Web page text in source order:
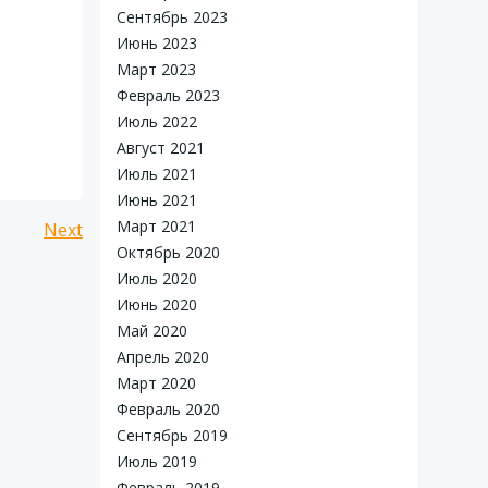
Навигация
записям
Next
Сентябрь 2023
Июнь 2023
Март 2023
Февраль 2023
Июль 2022
Август 2021
Июль 2021
Июнь 2021
Март 2021
Октябрь 2020
Июль 2020
Июнь 2020
Май 2020
Апрель 2020
Март 2020
Февраль 2020
Сентябрь 2019
Июль 2019